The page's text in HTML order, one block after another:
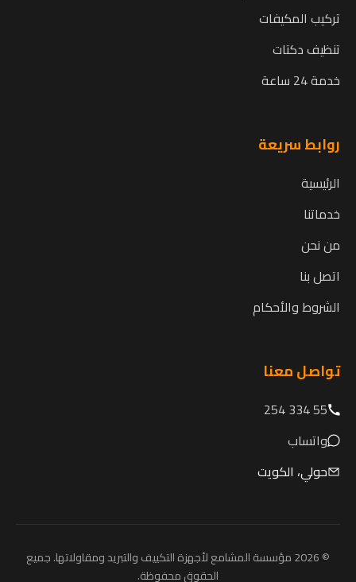
تركيب المكيفات
تنظيف دكتات
خدمة 24 ساعة
روابط سريعة
الرئيسية
خدماتنا
من نحن
اتصل بنا
الشروط والأحكام
تواصل معنا
55 334 254
واتساب
حولي، الكويت
© 2026 مؤسسة المشامع لأجهزة التكييف والتبريد ومقاولاتها. جميع
الحقوق محفوظة.